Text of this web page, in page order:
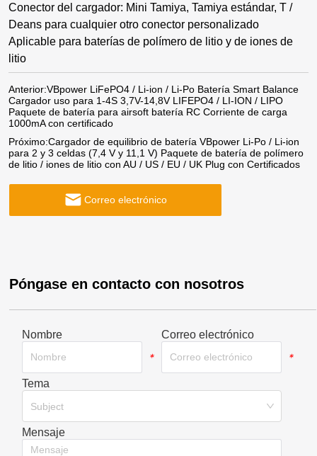
Conector del cargador: Mini Tamiya, Tamiya estándar, T /
Deans para cualquier otro conector personalizado
Aplicable para baterías de polímero de litio y de iones de
litio
Anterior:VBpower LiFePO4 / Li-ion / Li-Po Batería Smart Balance
Cargador uso para 1-4S 3,7V-14,8V LIFEPO4 / LI-ION / LIPO
Paquete de batería para airsoft batería RC Corriente de carga
1000mA con certificado
Próximo:Cargador de equilibrio de batería VBpower Li-Po / Li-ion
para 2 y 3 celdas (7,4 V y 11,1 V) Paquete de batería de polímero
de litio / iones de litio con AU / US / EU / UK Plug con Certificados
Correo electrónico
Póngase en contacto con nosotros
Nombre
*
Correo electrónico
*
Tema
Subject
Mensaje